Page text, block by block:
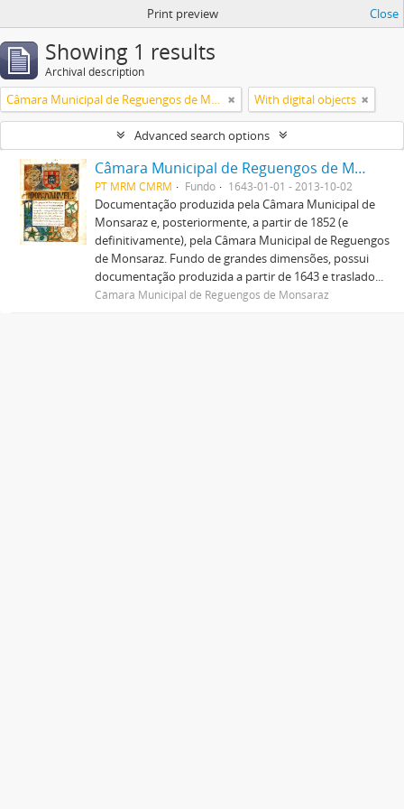
Print preview Close
Showing 1 results
Archival description
Câmara Municipal de Reguengos de Monsaraz With digital objects
Advanced search options
Câmara Municipal de Reguengos de Monsaraz
PT MRM CMRM Fundo 1643-01-01 - 2013-10-02
Documentação produzida pela Câmara Municipal de
Monsaraz e, posteriormente, a partir de 1852 (e
definitivamente), pela Câmara Municipal de Reguengos
de Monsaraz. Fundo de grandes dimensões, possui
documentação produzida a partir de 1643 e traslado...
Câmara Municipal de Reguengos de Monsaraz